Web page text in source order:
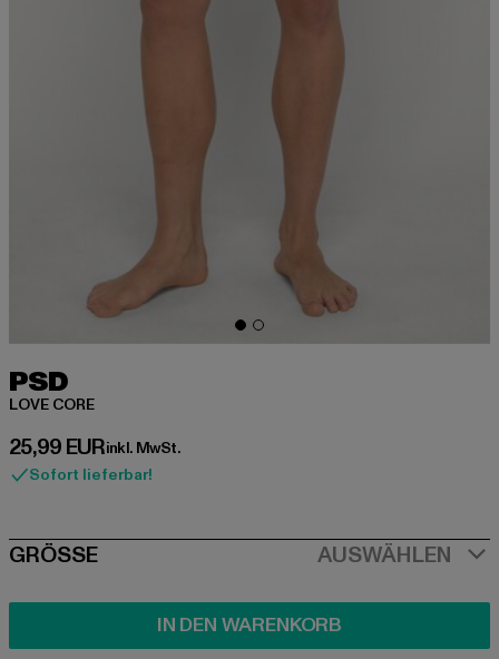
PSD
LOVE CORE
25,99 EUR
Derzeitiger Preis: 25,99 EUR
inkl. MwSt.
Sofort lieferbar!
SIZE
GRÖSSE AUSWÄHLEN
IN DEN WARENKORB